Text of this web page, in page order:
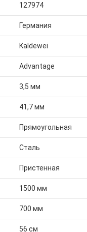
127974
Германия
Kaldewei
Advantage
3,5 мм
41,7 мм
Прямоугольная
Сталь
Пристенная
1500 мм
700 мм
56 см